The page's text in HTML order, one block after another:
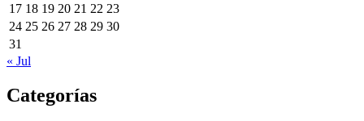
17 18 19 20 21 22 23
24 25 26 27 28 29 30
31
« Jul
Categorías